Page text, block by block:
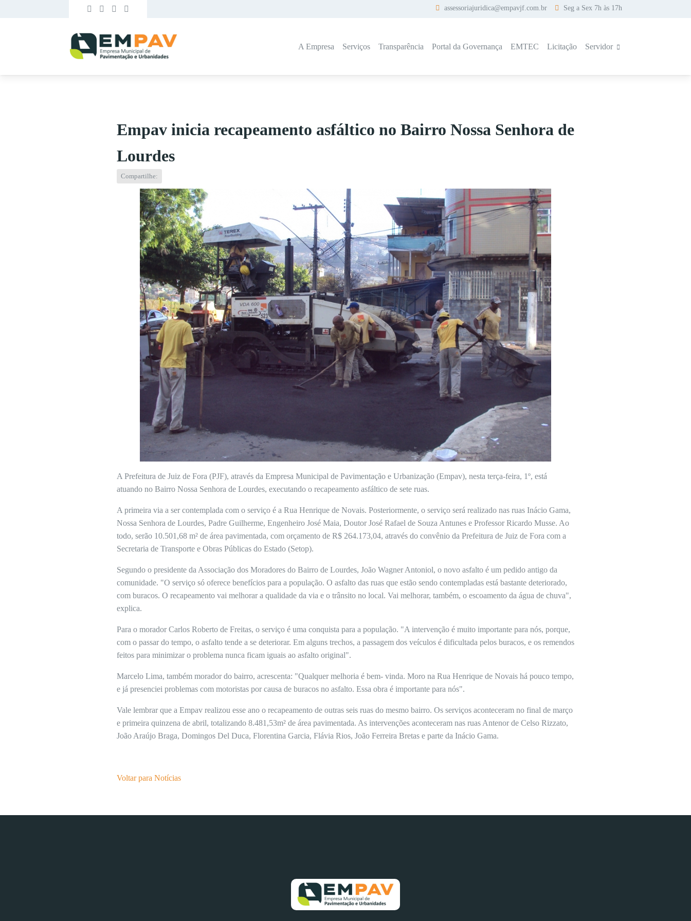
assessoriajuridica@empavjf.com.br Seg a Sex 7h às 17h
A Empresa Serviços Transparência Portal da Governança EMTEC Licitação Servidor
Empav inicia recapeamento asfáltico no Bairro Nossa Senhora de
Lourdes
Compartilhe:
A Prefeitura de Juiz de Fora (PJF), através da Empresa Municipal de Pavimentação e Urbanização (Empav), nesta terça-feira, 1º, está
atuando no Bairro Nossa Senhora de Lourdes, executando o recapeamento asfáltico de sete ruas.
A primeira via a ser contemplada com o serviço é a Rua Henrique de Novais. Posteriormente, o serviço será realizado nas ruas Inácio Gama,
Nossa Senhora de Lourdes, Padre Guilherme, Engenheiro José Maia, Doutor José Rafael de Souza Antunes e Professor Ricardo Musse. Ao
todo, serão 10.501,68 m² de área pavimentada, com orçamento de R$ 264.173,04, através do convênio da Prefeitura de Juiz de Fora com a
Secretaria de Transporte e Obras Públicas do Estado (Setop).
Segundo o presidente da Associação dos Moradores do Bairro de Lourdes, João Wagner Antoniol, o novo asfalto é um pedido antigo da
comunidade. "O serviço só oferece benefícios para a população. O asfalto das ruas que estão sendo contempladas está bastante deteriorado,
com buracos. O recapeamento vai melhorar a qualidade da via e o trânsito no local. Vai melhorar, também, o escoamento da água de chuva",
explica.
Para o morador Carlos Roberto de Freitas, o serviço é uma conquista para a população. "A intervenção é muito importante para nós, porque,
com o passar do tempo, o asfalto tende a se deteriorar. Em alguns trechos, a passagem dos veículos é dificultada pelos buracos, e os remendos
feitos para minimizar o problema nunca ficam iguais ao asfalto original".
Marcelo Lima, também morador do bairro, acrescenta: "Qualquer melhoria é bem- vinda. Moro na Rua Henrique de Novais há pouco tempo,
e já presenciei problemas com motoristas por causa de buracos no asfalto. Essa obra é importante para nós".
Vale lembrar que a Empav realizou esse ano o recapeamento de outras seis ruas do mesmo bairro. Os serviços aconteceram no final de março
e primeira quinzena de abril, totalizando 8.481,53m² de área pavimentada. As intervenções aconteceram nas ruas Antenor de Celso Rizzato,
João Araújo Braga, Domingos Del Duca, Florentina Garcia, Flávia Rios, João Ferreira Bretas e parte da Inácio Gama.
Voltar para Notícias